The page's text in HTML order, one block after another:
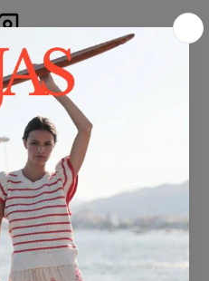
IN 24/48 ore
il tuo nuovo look, quindi te lo
un batter d'occhio.
GRATUITA*
Il primo cambio è
il denaro sui tuoi resi!